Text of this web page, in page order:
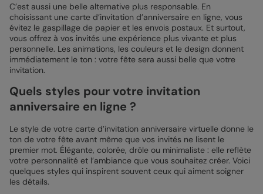
C’est aussi une belle alternative plus responsable. En
choisissant une carte d’invitation d’anniversaire en ligne, vous
évitez le gaspillage de papier et les envois postaux. Et surtout,
vous offrez à vos invités une expérience plus vivante et plus
personnelle. Les animations, les couleurs et le design donnent
immédiatement le ton : votre fête sera aussi belle que votre
invitation.
Quels styles pour votre invitation
anniversaire en ligne ?
Le style de votre carte d’invitation anniversaire virtuelle donne le
ton de votre fête avant même que vos invités ne lisent le
premier mot. Élégante, colorée, drôle ou minimaliste : elle reflète
votre personnalité et l’ambiance que vous souhaitez créer. Voici
quelques styles qui inspirent souvent ceux qui aiment soigner
les détails.